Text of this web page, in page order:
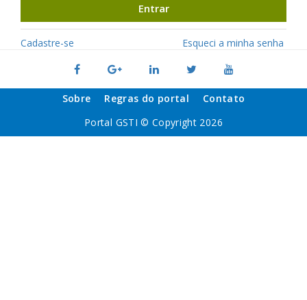
Entrar
Cadastre-se Esqueci a minha senha
Sobre Regras do portal
Contato
Portal GSTI © Copyright 2026